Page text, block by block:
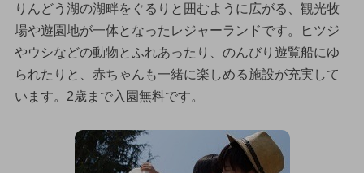
りんどう湖の湖畔をぐるりと囲むように広がる、観光牧
場や遊園地が一体となったレジャーランドです。ヒツジ
やウシなどの動物とふれあったり、のんびり遊覧船にゆ
られたりと、赤ちゃんも一緒に楽しめる施設が充実して
います。2歳まで入園無料です。